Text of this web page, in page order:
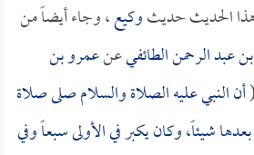
الحديث حديثوكيع، وجاء أيضاً من
عبد الرحمن الطائفيعنعمرو بن
أن النبي عليه الصلاة والسلام صلى صلاة
شيئاً، وكان يكبر في الأولى سبعاً وفي